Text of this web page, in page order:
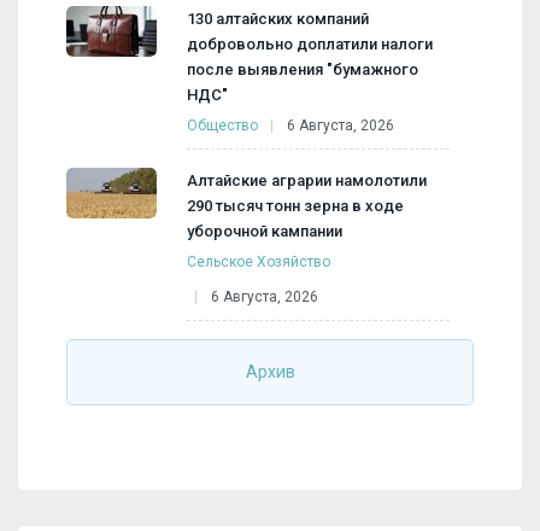
130 алтайских компаний
добровольно доплатили налоги
после выявления "бумажного
НДС"
Общество 6 Августа, 2026
Алтайские аграрии намолотили
290 тысяч тонн зерна в ходе
уборочной кампании
Сельское Хозяйство
6 Августа, 2026
Архив